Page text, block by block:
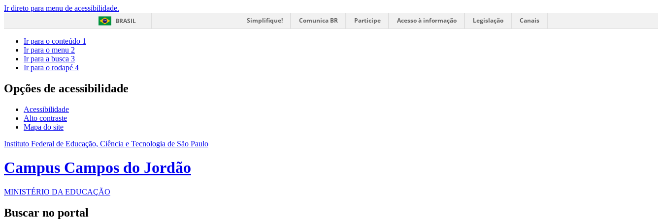
Ir direto para menu de acessibilidade.
BRASIL
Simplifique! Comunica BR Participe Acesso à informação Legislação Canais
Ir para o conteúdo 1
Ir para o menu 2
Ir para a busca 3
Ir para o rodapé 4
Opções de acessibilidade
Acessibilidade
Alto contraste
Mapa do site
Instituto Federal de Educação, Ciência e Tecnologia de São Paulo
Campus Campos do Jordão
MINISTÉRIO DA EDUCAÇÃO
Buscar no portal